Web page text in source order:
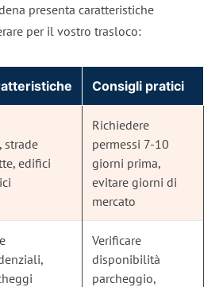
presenta caratteristiche
per il vostro trasloco:
Consigli pratici
strade
edifici
Richiedere
permessi 7-10
giorni prima,
evitare giorni di
mercato
Verificare
disponibilità
parcheggio,